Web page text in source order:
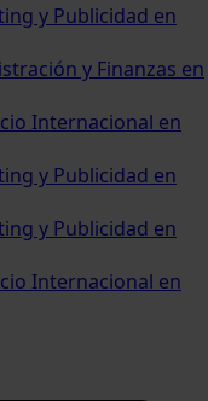
y Publicidad en
y Finanzas en
Internacional en
y Publicidad en
y Publicidad en
Internacional en